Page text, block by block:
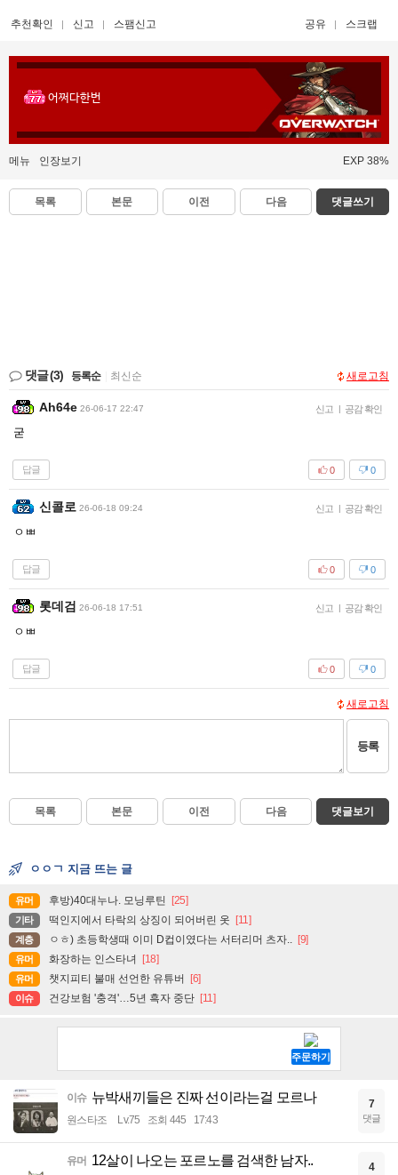
추천확인 신고 스팸신고 공유 스크랩
어쩌다한번
메뉴 인장보기 EXP 38%
목록 본문 이전 다음 댓글쓰기
댓글(3) 등록순 최신순 새로고침
Ah64e 26-06-17 22:47 신고 | 공감 확인
굳
답글 0
0
신콜로 26-06-18 09:24 신고 | 공감 확인
ㅇㅃ
답글 0
0
롯데검 26-06-18 17:51 신고 | 공감 확인
ㅇㅃ
답글 0
0
새로고침
등록
목록 본문 이전 다음 댓글보기
ㅇㅇㄱ 지금 뜨는 글
유머 후방)40대누나. 모닝루틴 [25]
기타 떡인지에서 타락의 상징이 되어버린 옷 [11]
계층 ㅇㅎ) 초등학생때 이미 D컵이였다는 서터리머 츠자.. [9]
유머 화장하는 인스타녀 [18]
유머 챗지피티 불매 선언한 유튜버 [6]
이슈 건강보험 '충격'…5년 흑자 중단 [11]
이슈 뉴박새끼들은 진짜 선이라는걸 모르나
원스타조 Lv.75 조회 445 17:43
7
댓글
유머 12살이 나오는 포르노를 검색한 남자.. 4